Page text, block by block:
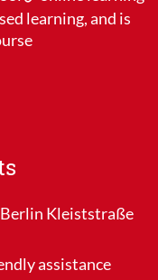
learning, and is
Kleiststraße
assistance